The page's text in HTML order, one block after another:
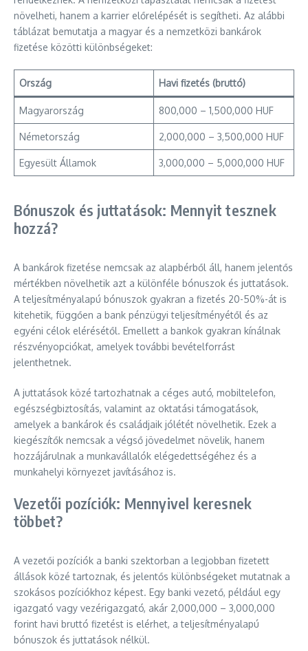
növelheti, hanem a karrier előrelépését is segítheti. Az alábbi
táblázat bemutatja a magyar és a nemzetközi bankárok
fizetése közötti különbségeket:
Ország Havi fizetés (bruttó)
Magyarország 800,000 – 1,500,000 HUF
Németország 2,000,000 – 3,500,000 HUF
Egyesült Államok 3,000,000 – 5,000,000 HUF
Bónuszok és juttatások: Mennyit tesznek
hozzá?
A bankárok fizetése nemcsak az alapbérből áll, hanem jelentős
mértékben növelhetik azt a különféle bónuszok és juttatások.
A teljesítményalapú bónuszok gyakran a fizetés 20-50%-át is
kitehetik, függően a bank pénzügyi teljesítményétől és az
egyéni célok elérésétől. Emellett a bankok gyakran kínálnak
részvényopciókat, amelyek további bevételforrást
jelenthetnek.
A juttatások közé tartozhatnak a céges autó, mobiltelefon,
egészségbiztosítás, valamint az oktatási támogatások,
amelyek a bankárok és családjaik jólétét növelhetik. Ezek a
kiegészítők nemcsak a végső jövedelmet növelik, hanem
hozzájárulnak a munkavállalók elégedettségéhez és a
munkahelyi környezet javításához is.
Vezetői pozíciók: Mennyivel keresnek
többet?
A vezetői pozíciók a banki szektorban a legjobban fizetett
állások közé tartoznak, és jelentős különbségeket mutatnak a
szokásos pozíciókhoz képest. Egy banki vezető, például egy
igazgató vagy vezérigazgató, akár 2,000,000 – 3,000,000
forint havi bruttó fizetést is elérhet, a teljesítményalapú
bónuszok és juttatások nélkül.